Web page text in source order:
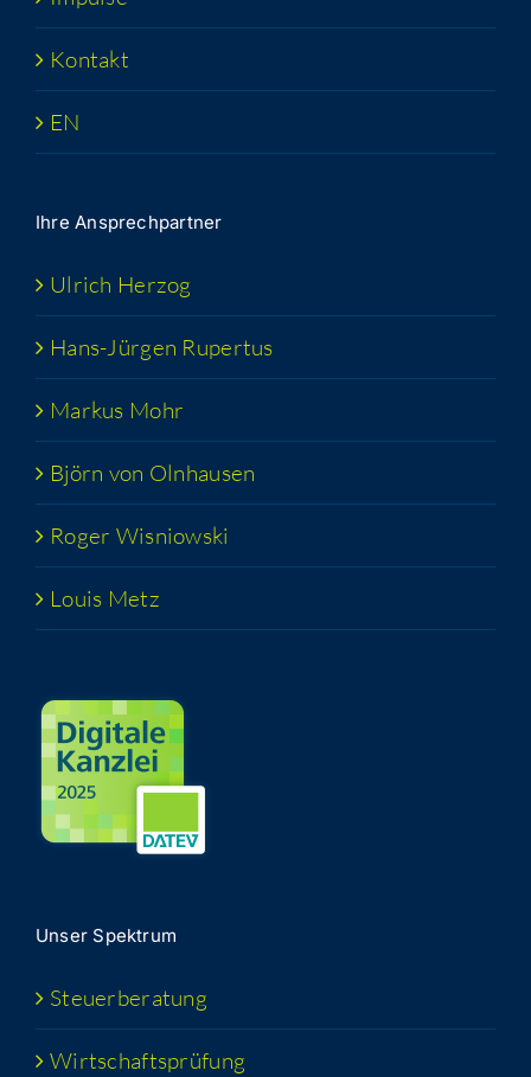
Kon­takt
EN
Ihre Ansprech­part­ner
Ulrich Her­zog
Hans-Jür­­gen Rupertus
Mar­kus Mohr
Björn von Olnhausen
Roger Wis­niow­ski
Lou­is Metz
Unser Spek­trum
Steu­er­be­ra­tung
Wirt­schafts­prü­fung